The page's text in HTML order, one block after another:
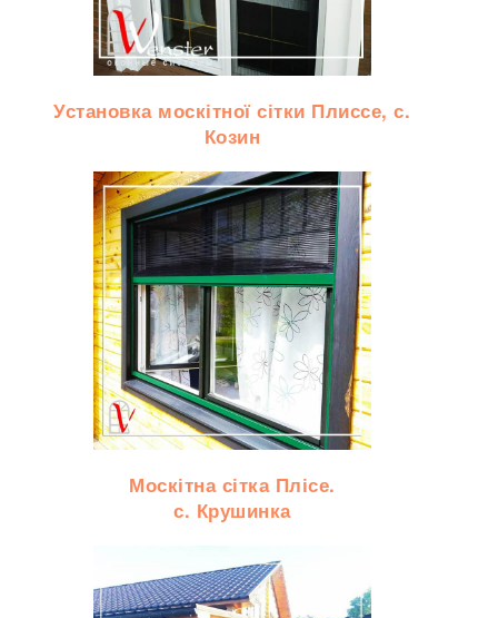
Установка москітної сітки Плиссе, с.
Козин
Москітна сітка Плісе.
с. Крушинка